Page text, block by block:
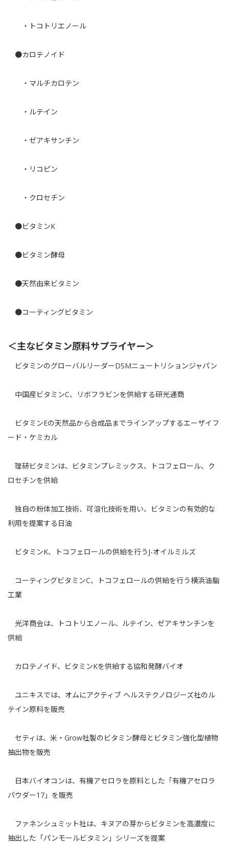
・トコトリエノール
●カロテノイド
・マルチカロテン
・ルテイン
・ゼアキサンチン
・リコピン
・クロセチン
●ビタミンK
●ビタミン酵母
●天然由来ビタミン
●コーティングビタミン
＜主なビタミン原料サプライヤー＞
ビタミンのグローバルリーダーDSMニュートリションジャパン
中国産ビタミンC、リボフラビンを供給する研光通商
ビタミンEの天然品から合成品までラインアップするエーザイフ
ード・ケミカル
理研ビタミンは、ビタミンプレミックス、トコフェロール、ク
ロセチンを供給
独自の粉体加工技術、可溶化技術を用い、ビタミンの有効的な
利用を提案する 日油
ビタミンK、トコフェロールの供給を行う J-オイルミルズ
コーティングビタミンC、トコフェロールの供給を行う横浜油脂
工業
光洋商会は、トコトリエノール、ルテイン、ゼアキサンチンを
供給
カロテノイド、ビタミンKを供給する協和発酵バイオ
ユニキスでは、オムにアクティブ ヘルステクノロジーズ社のル
テイン原料を販売
セティ は、米・Grow社製のビタミン酵母とビタミン強化型植物
抽出物を販売
日本バイオコンは、有機アセロラを原料とした「有機アセロラ
パウダー17」を販売
ファネンシュミット社は、キヌアの芽からビタミンを高濃度に
抽出した「パンモールビタミン」シリーズを提案